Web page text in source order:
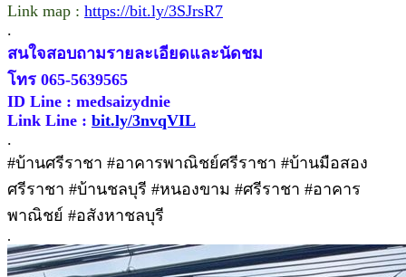
Link map : https://bit.ly/3SJrsR7
.
สนใจสอบถามรายละเอียดและนัดชม
โทร 065-5639565
ID Line : medsaizydnie
Link Line : bit.ly/3nvqVIL
.
#บ้านศรีราชา #อาคารพาณิชย์ศรีราชา #บ้านมือสอง
ศรีราชา #บ้านชลบุรี #หนองขาม #ศรีราชา #อาคาร
พาณิชย์ #อสังหาชลบุรี
.